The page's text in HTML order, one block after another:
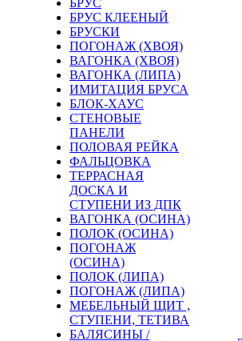
БРУС
БРУС КЛЕЕНЫЙ
БРУСКИ
ПОГОНАЖ (ХВОЯ)
ВАГОНКА (ХВОЯ)
ВАГОНКА (ЛИПА)
ИМИТАЦИЯ БРУСА
БЛОК-ХАУС
СТЕНОВЫЕ
ПАНЕЛИ
ПОЛОВАЯ РЕЙКА
ФАЛЬЦОВКА
ТЕРРАСНАЯ
ДОСКА И
СТУПЕНИ ИЗ ДПК
ВАГОНКА (ОСИНА)
ПОЛОК (ОСИНА)
ПОГОНАЖ
(ОСИНА)
ПОЛОК (ЛИПА)
ПОГОНАЖ (ЛИПА)
МЕБЕЛЬНЫЙ ЩИТ ,
СТУПЕНИ, ТЕТИВА
БАЛЯСИНЫ /